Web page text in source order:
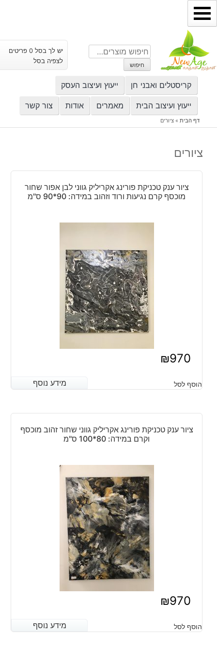
דילוג
לתוכן
חיפוש
עבור:
חיפוש
יש לך בסל 0 פריטים
לצפיה בסל
קריסטלים ואבני חן ייעוץ ועיצוב העסק
ייעוץ ועיצוב הבית מאמרים אודות צור קשר
דף הבית» ציורים
ציורים
ציור ענק טכניקת פורינג אקריליק גווני לבן אפור שחור
מוכסף קרם נגיעות ורוד וזהוב במידה: 90*90 ס"מ
₪970
מידע נוסף הוסף לסל מידע נוסף
ציור ענק טכניקת פורינג אקריליק גווני שחור זהוב מוכסף
וקרם במידה: 80*100 ס"מ
₪970
מידע נוסף הוסף לסל מידע נוסף